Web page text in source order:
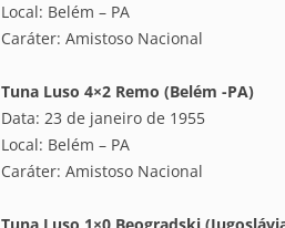
Local: Belém – PA
Caráter: Amistoso Nacional
Tuna Luso 4×2 Remo (Belém -PA)
Data: 23 de janeiro de 1955
Local: Belém – PA
Caráter: Amistoso Nacional